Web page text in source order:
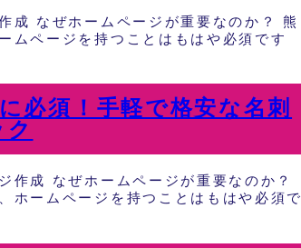
成 なぜホームページが重要なのか？ 熊
ムページを持つことはもはや必須です
必須！手軽で格安な名刺
作成 なぜホームページが重要なのか？
ホームページを持つことはもはや必須で